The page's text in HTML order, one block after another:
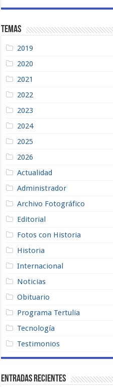
Temas
2019
2020
2021
2022
2023
2024
2025
2026
Actualidad
Administrador
Archivo Fotográfico
Editorial
Fotos con Historia
Historia
Internacional
Noticias
Obituario
Programa Tertulia
Tecnología
Testimonios
Entradas recientes